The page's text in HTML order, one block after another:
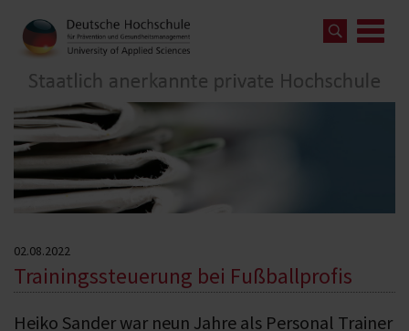
02.08.2022
Trainingssteuerung bei Fußballprofis
Heiko Sander war neun Jahre als Personal Trainer